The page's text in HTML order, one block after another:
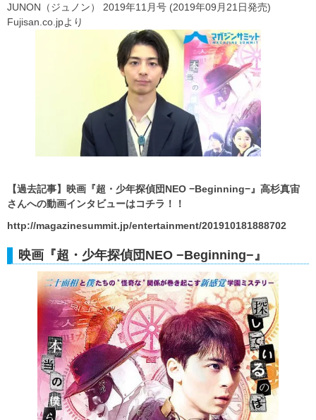
JUNON（ジュノン） 2019年11月号 (2019年09月21日発売)
Fujisan.co.jpより
【過去記事】映画『超・少年探偵団NEO −Beginning−』高杉真宙
さんへの動画インタビューはコチラ！！
http://magazinesummit.jp/entertainment/201910181888702
映画『超・少年探偵団NEO −Beginning−』